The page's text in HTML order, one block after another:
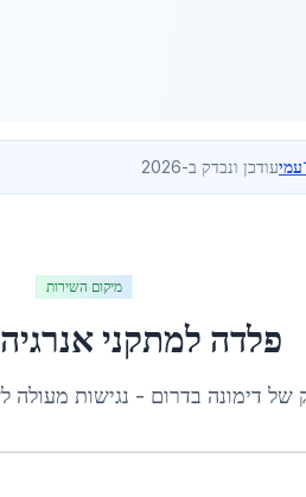
עודכן ונבדק ב-2026
מיקום השירות
פלדה למתקני אנרגיה
של דימונה בדרום - נגישות מעולה